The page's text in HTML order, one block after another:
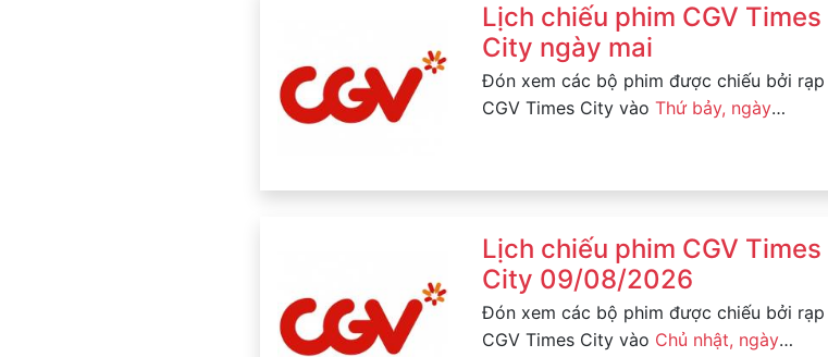
Lịch chiếu phim CGV Times
City ngày mai
Đón xem các bộ phim được chiếu bởi rạp
CGV Times City vàoThứ bảy, ngày
Lịch chiếu phim CGV Times
City 09/08/2026
Đón xem các bộ phim được chiếu bởi rạp
CGV Times City vào Chủ nhật, ngày